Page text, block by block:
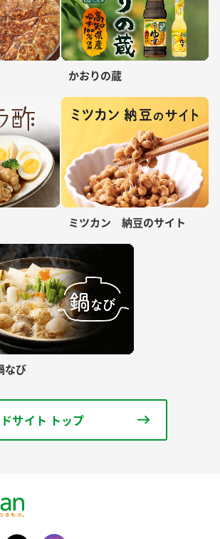
かおりの蔵
ミツカン 納豆のサイト
なび
サイト トップ